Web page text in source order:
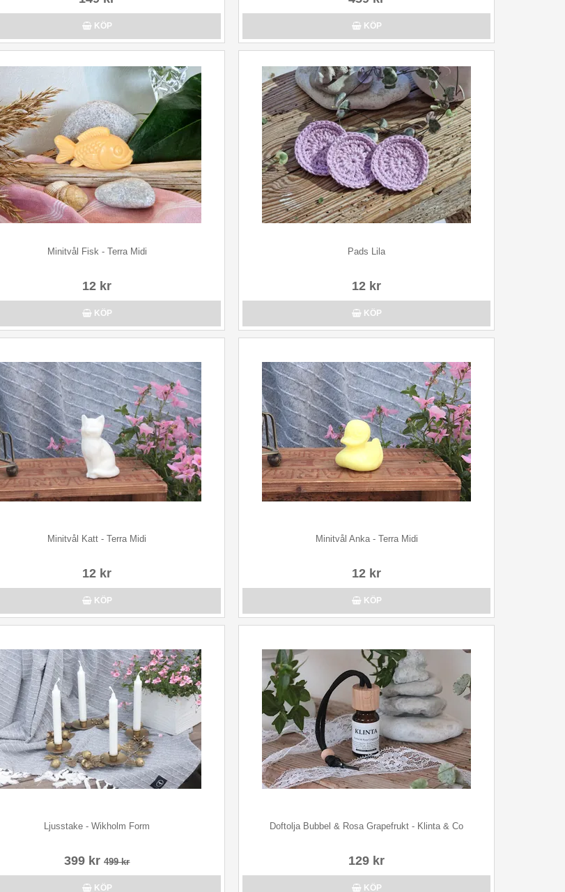
KÖP KÖP
Minitvål Fisk - Terra Midi
12 kr
KÖP
Pads Lila
12 kr
KÖP
Minitvål Katt - Terra Midi
12 kr
KÖP
Minitvål Anka - Terra Midi
12 kr
KÖP
Ljusstake - Wikholm Form
399 kr499 kr
KÖP
Doftolja Bubbel & Rosa Grapefrukt - Klinta & Co
129 kr
KÖP